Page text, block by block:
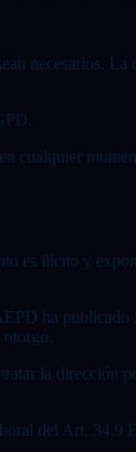
necesarios.
cualquier
es ilícito y
ha publicado
otorgó.
la dirección
del Art. 34.9